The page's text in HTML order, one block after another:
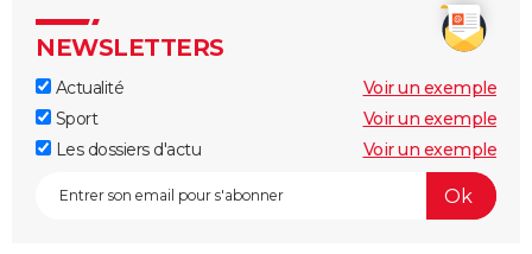
NEWSLETTERS
Actualité
Voir un exemple
Sport
Voir un exemple
Les dossiers d'actu
Voir un exemple